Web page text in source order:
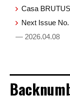
Casa
Next Issue
— 2026.04.08